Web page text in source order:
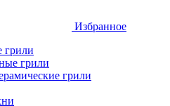
Избранное
грили
грили
грили